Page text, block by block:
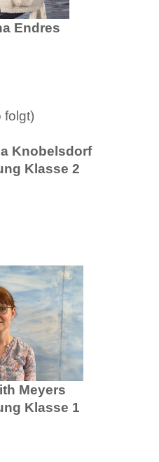
Endres
folgt)
Knobelsdorf
Klasse 2
Meyers
Klasse 1